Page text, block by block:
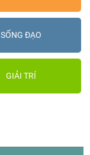
SỐNG ĐẠO
GIẢI TRÍ